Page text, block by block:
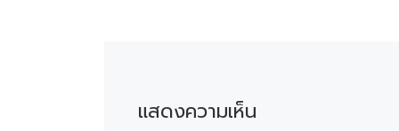
แสดงความเห็น